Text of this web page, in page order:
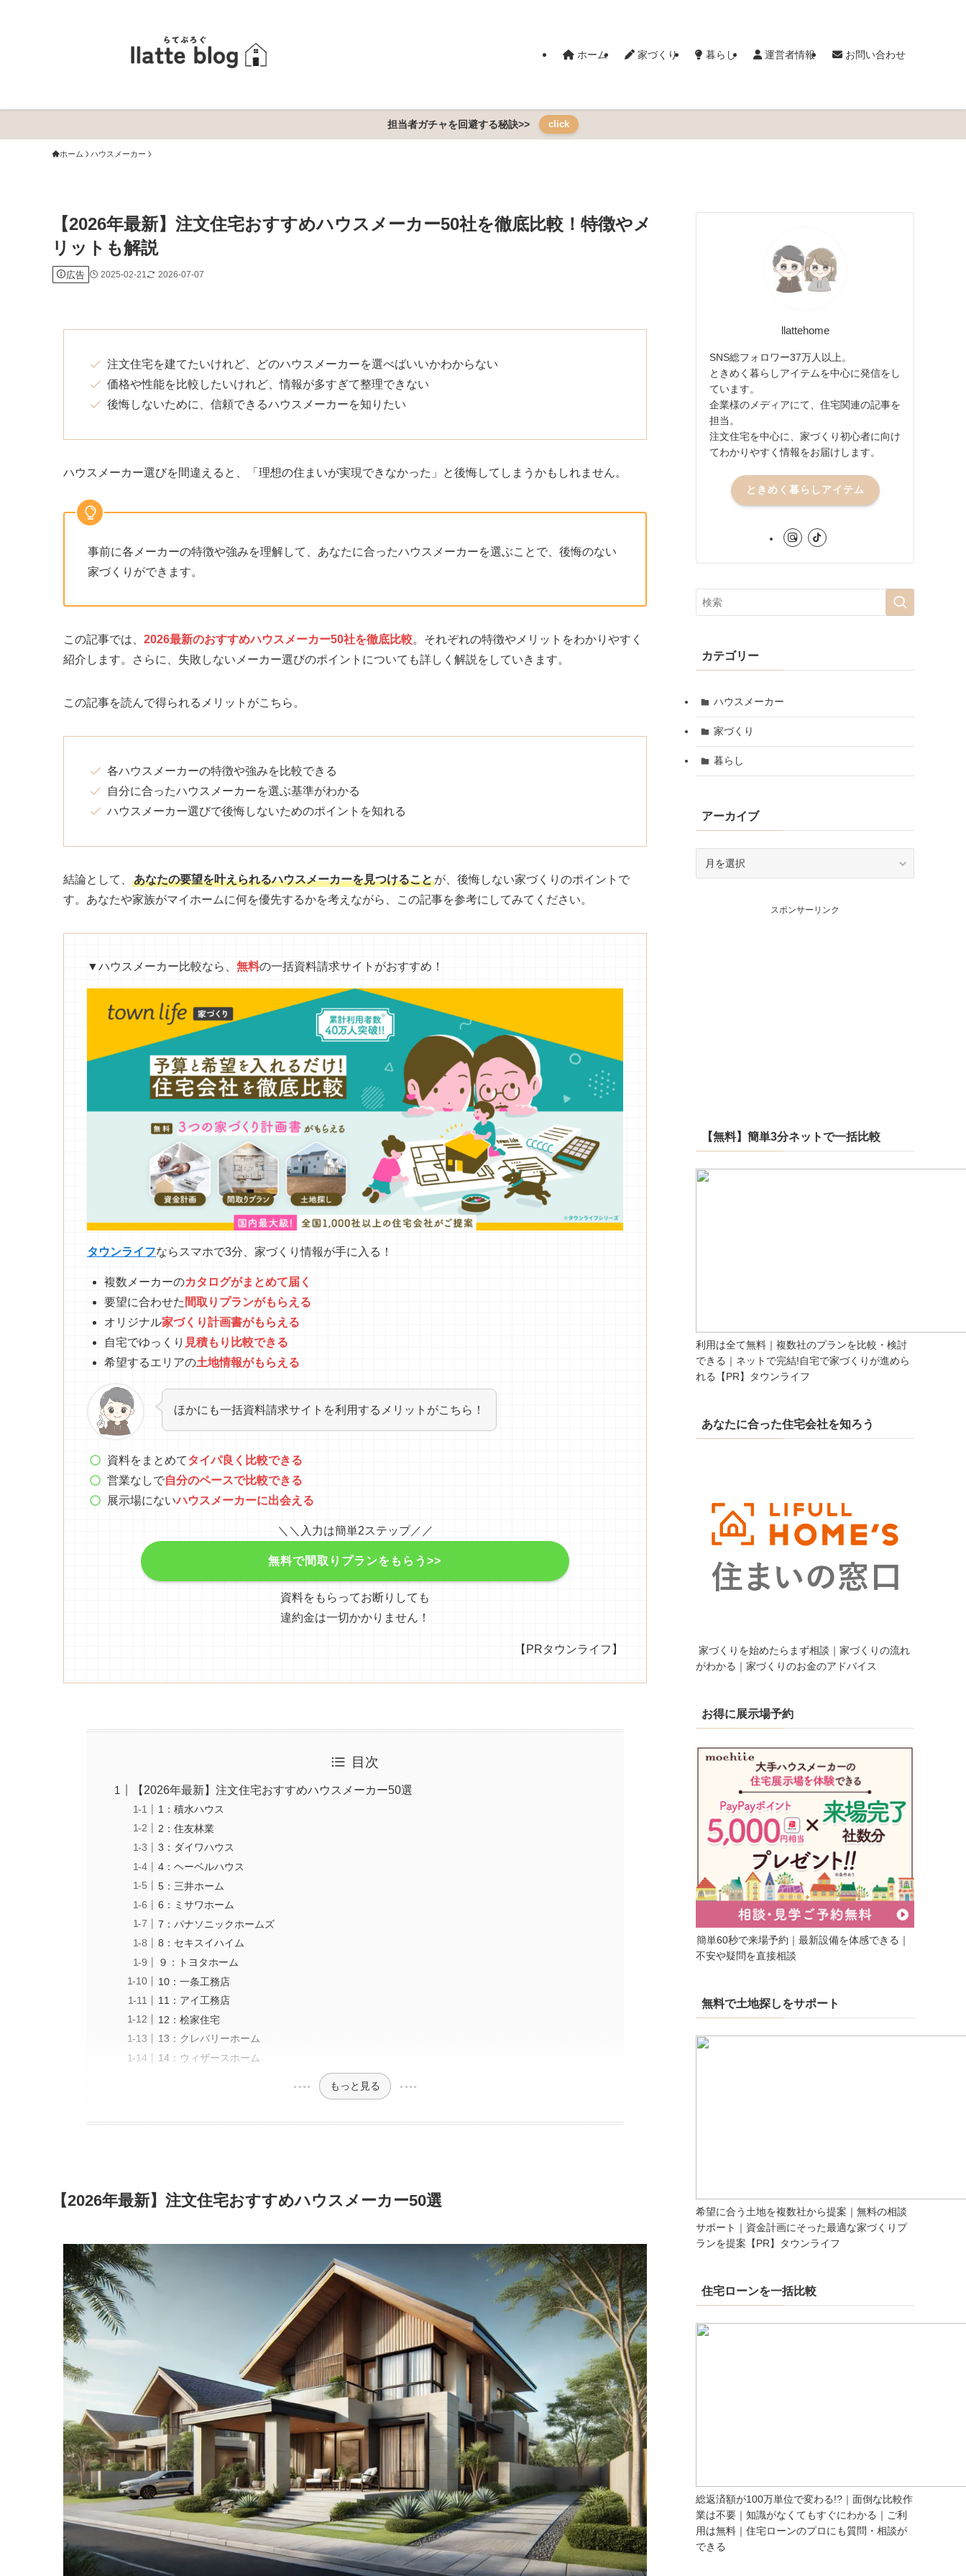
ホーム 家づくり 暮らし 運営者情報 お問い合わせ
担当者ガチャを回避する秘訣>> click
ホーム ハウスメーカー
【2026年最新】注文住宅おすすめハウスメーカー50社を徹底比較！特徴やメ
リットも解説
広告 2025-02-21 2026-07-07
注文住宅を建てたいけれど、どのハウスメーカーを選べばいいかわからない
価格や性能を比較したいけれど、情報が多すぎて整理できない
後悔しないために、信頼できるハウスメーカーを知りたい
ハウスメーカー選びを間違えると、「理想の住まいが実現できなかった」と後悔してしまうかもしれません。
事前に各メーカーの特徴や強みを理解して、あなたに合ったハウスメーカーを選ぶことで、後悔のない
家づくりができます。
この記事では、 2026最新のおすすめハウスメーカー50社を徹底比較。それぞれの特徴やメリットをわかりやすく
紹介します。さらに、失敗しないメーカー選びのポイントについても詳しく解説をしていきます。
この記事を読んで得られるメリットがこちら。
各ハウスメーカーの特徴や強みを比較できる
自分に合ったハウスメーカーを選ぶ基準がわかる
ハウスメーカー選びで後悔しないためのポイントを知れる
結論として、 あなたの要望を叶えられるハウスメーカーを見つけることが、後悔しない家づくりのポイントで
す。あなたや家族がマイホームに何を優先するかを考えながら、この記事を参考にしてみてください。
▼ハウスメーカー比較なら、 無料の一括資料請求サイトがおすすめ！
タウンライフならスマホで3分、家づくり情報が手に入る！
複数メーカーのカタログがまとめて届 く
要望に合わせた 間取りプランがもらえる
オリジナル家づくり計画書がもらえる
自宅でゆっくり 見積もり比較できる
希望するエリアの土地情報がもらえる
ほかにも一括資料請求サイトを利用するメリットがこちら！
資料をまとめてタイパ良く比較できる
営業なしで自分のペースで比較できる
展示場にないハウスメーカーに出会える
＼＼入力は簡単2ステップ／／
無料で間取りプランをもらう>>
資料をもらってお断りしても
違約金は一切かかりません！
【PRタウンライフ】
目次
【2026年最新】注文住宅おすすめハウスメーカー50選
1：積水ハウス
2：住友林業
3：ダイワハウス
4：ヘーベルハウス
5：三井ホーム
6：ミサワホーム
7：パナソニックホームズ
8：セキスイハイム
９：トヨタホーム
10：一条工務店
11：アイ工務店
12：桧家住宅
13：クレバリーホーム
14：ウィザースホーム
もっと見る
【2026年最新】注文住宅おすすめハウスメーカー50選
llattehome
SNS総フォロワー37万人以上。
ときめく暮らしアイテムを中心に発信をし
ています。
企業様のメディアにて、住宅関連の記事を
担当。
注文住宅を中心に、家づくり初心者に向け
てわかりやすく情報をお届けします。
ときめく暮らしアイテム
カテゴリー
ハウスメーカー
家づくり
暮らし
アーカイブ
スポンサーリンク
【無料】簡単3分ネットで一括比較
利用は全て無料｜複数社のプランを比較・検討
できる｜ネットで完結!自宅で家づくりが進めら
れる【PR】タウンライフ
あなたに合った住宅会社を知ろう
家づくりを始めたらまず相談｜家づくりの流れ
がわかる｜家づくりのお金のアドバイス
お得に展示場予約
簡単60秒で来場予約｜最新設備を体感できる｜
不安や疑問を直接相談
無料で土地探しをサポート
希望に合う土地を複数社から提案｜無料の相談
サポート｜資金計画にそった最適な家づくりプ
ランを提案【PR】タウンライフ
住宅ローンを一括比較
総返済額が100万単位で変わる!?｜面倒な比較作
業は不要｜知識がなくてもすぐにわかる｜ご利
用は無料｜住宅ローンのプロにも質問・相談が
できる